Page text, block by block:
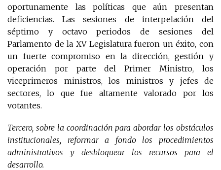
oportunamente las políticas que aún presentan
deficiencias. Las sesiones de interpelación del
séptimo y octavo periodos de sesiones del
Parlamento de la XV Legislatura fueron un éxito, con
un fuerte compromiso en la dirección, gestión y
operación por parte del Primer Ministro, los
viceprimeros ministros, los ministros y jefes de
sectores, lo que fue altamente valorado por los
votantes.
Tercero, sobre la coordinación para abordar los obstáculos
institucionales, reformar a fondo los procedimientos
administrativos y desbloquear los recursos para el
desarrollo.